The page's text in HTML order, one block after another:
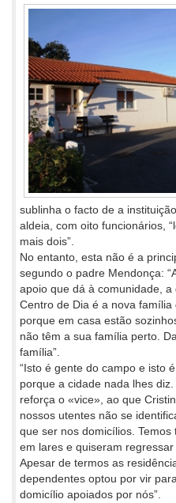
sublinha o facto de a
aldeia, com oito funcionários,
mais dois”.
No entanto, esta não é a
segundo o padre Mendonça:
apoio que dá à comunidade,
Centro de Dia é a nova família
porque em casa estão
não têm a sua família perto.
família”.
“Isto é gente do campo e isto
porque a cidade nada lhes
reforça o «vice», ao que
nossos utentes não se
que ser nos domicílios.
em lares e quiseram
Apesar de termos as
dependentes optou por vir
domicílio apoiados por nós”.